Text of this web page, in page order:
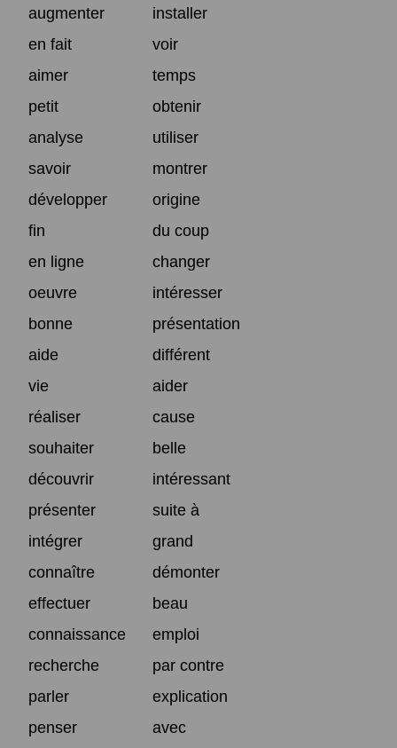
augmenter
installer
en fait
voir
aimer
temps
petit
obtenir
analyse
utiliser
savoir
montrer
développer
origine
fin
du coup
en ligne
changer
oeuvre
intéresser
bonne
présentation
aide
différent
vie
aider
réaliser
cause
souhaiter
belle
découvrir
intéressant
présenter
suite à
intégrer
grand
connaître
démonter
effectuer
beau
connaissance
emploi
recherche
par contre
parler
explication
penser
avec